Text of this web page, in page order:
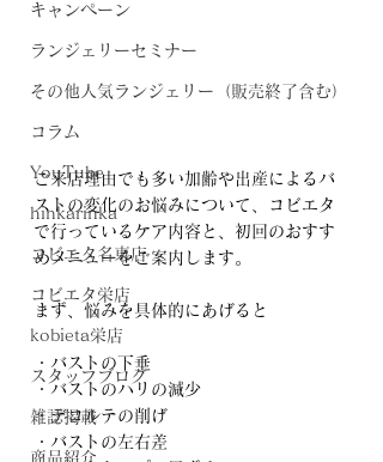
キャンペーン
ランジェリーセミナー
その他人気ランジェリー（販売終了含む）
コラム
YouTube
hinkarinka
コビエタ名東店
コビエタ栄店
kobieta栄店
スタッフブログ
雑誌掲載
商品紹介
ご来店理由でも多い加齢や出産によるバ
ストの変化のお悩みについて、コビエタ
で行っているケア内容と、初回のおすす
めメニューをご案内します。
まず、悩みを具体的にあげると
・バストの下垂
・バストのハリの減少
・デコルテの削げ
・バストの左右差